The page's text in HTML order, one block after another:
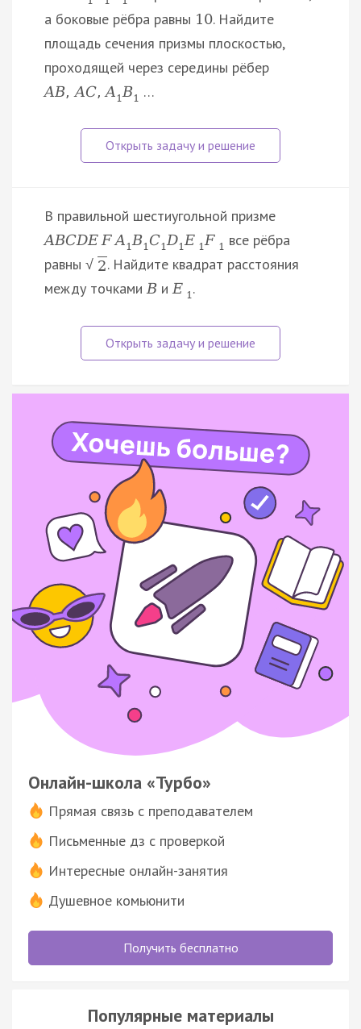
а боковые рёбра равны 10. Найдите
площадь сечения призмы плоскостью,
проходящей через середины рёбер
AB, AC, A 1B1 …
В правильной шестиугольной призме
ABCDE F A 1B1C1D1E 1F 1 все рёбра
равны √ 2. Найдите квадрат расстояния
между точкамиB иE 1.
Онлайн-школа «Турбо»
Прямая связь с преподавателем
Письменные дз с проверкой
Интересные онлайн-занятия
Душевное комьюнити
Получить бесплатно
Популярные материалы